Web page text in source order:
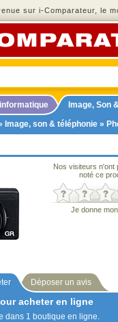
sur i-Comparateur, le
Image, Son
Image, son & téléphonie »
Nos visiteurs n'ont
noté ce
Je donne
Déposer un avis
acheter en ligne
dans 1 boutique en ligne.